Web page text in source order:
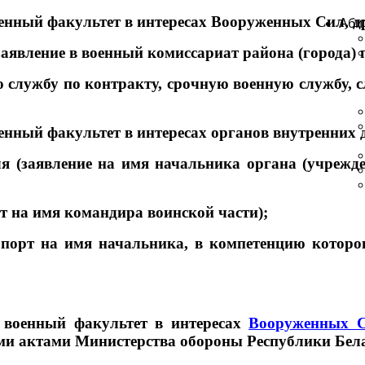
факультет в интересах Вооруженных Сил,
в военный комиссариат района (города)
по контракту, срочную военную службу,
факультет в интересах органов внутренних
на имя начальника органа
на имя командира воинской части);
на имя начальника, в компетенцию
факультет в интересахВооруженных
актами Министерства обороны Республики